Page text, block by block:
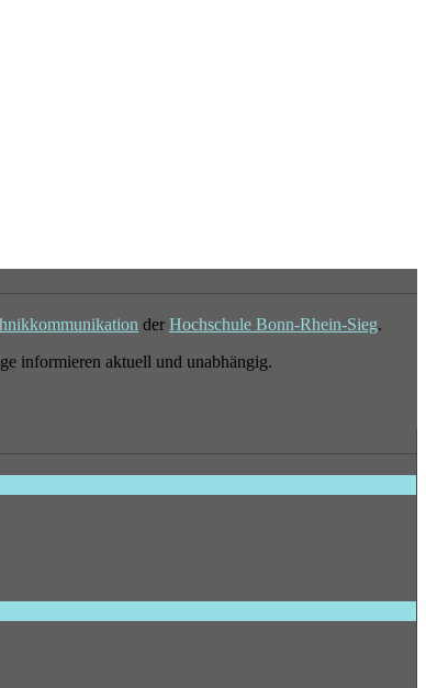
der Hochschule Bonn-Rhein-Sieg.
informieren aktuell und unabhängig.